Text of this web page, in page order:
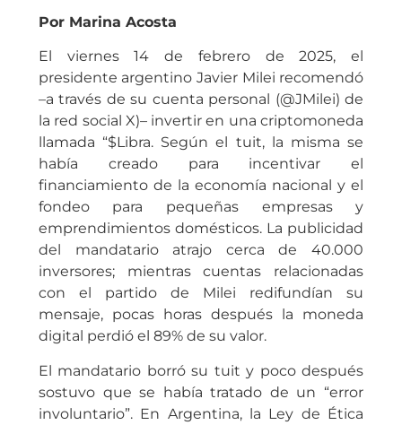
Por Marina Acosta
El viernes 14 de febrero de 2025, el
presidente argentino Javier Milei recomendó
–a través de su cuenta personal (@JMilei) de
la red social X)– invertir en una criptomoneda
llamada “$Libra. Según el tuit, la misma se
había creado para incentivar el
financiamiento de la economía nacional y el
fondeo para pequeñas empresas y
emprendimientos domésticos. La publicidad
del mandatario atrajo cerca de 40.000
inversores; mientras cuentas relacionadas
con el partido de Milei redifundían su
mensaje, pocas horas después la moneda
digital perdió el 89% de su valor.
El mandatario borró su tuit y poco después
sostuvo que se había tratado de un “error
involuntario”. En Argentina, la Ley de Ética